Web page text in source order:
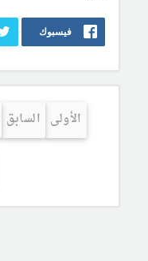
فيسبوك
الأولى السابق